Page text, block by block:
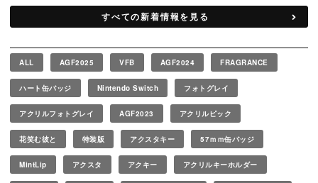
すべての新着情報を見る
ALL AGF2025 VFB AGF2024 FRAGRANCE
ハート缶バッジ Nintendo Switch フォトグレイ
アクリルフォトグレイ AGF2023 アクリルピック
花笑む彼と 特装版 アクスタキー 57ｍｍ缶バッジ
MintLip アクスタ アクキー アクリルキーホルダー